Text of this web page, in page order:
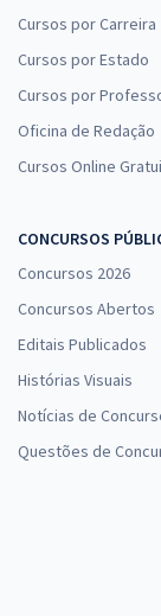
Cursos por Carreira
Cursos por Estado
Cursos por
Oficina de Redação
Cursos Online
CONCURSOS
Concursos 2026
Concursos Abertos
Editais Publicados
Histórias Visuais
Notícias de
Questões de